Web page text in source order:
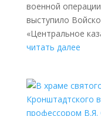
военной
выступило
«Центральное
читать далее